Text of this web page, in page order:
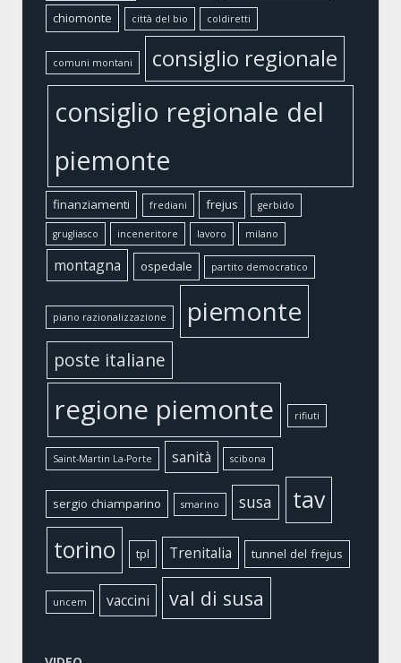
chiomonte città del bio coldiretti
comuni montani consiglio regionale
consiglio regionale del
piemonte
finanziamenti frediani frejus gerbido
grugliasco inceneritore lavoro milano
montagna ospedale partito democratico
piano razionalizzazione piemonte
poste italiane
regione piemonte rifiuti
Saint-Martin La-Porte sanità scibona
sergio chiamparino smarino susa
tav
torino
tpl Trenitalia tunnel del frejus
uncem vaccini val di susa